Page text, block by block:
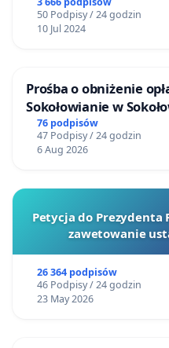
50 Podpisy / 24 godzin
10 Jul 2024
Prośba o obniżenie
Sokołowianie w
76 podpisów
47 Podpisy / 24 godzin
6 Aug 2026
Petycja do Prezydenta
zawetowanie
26 364 podpisów
46 Podpisy / 24 godzin
23 May 2026